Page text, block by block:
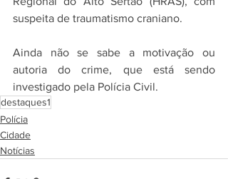
suspeita de traumatismo craniano.
Ainda não se sabe a motivação ou
autoria do crime, que está sendo
investigado pela Polícia Civil.
destaques1
Polícia
Cidade
Notícias